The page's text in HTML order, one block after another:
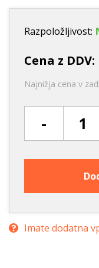
Razpoložljivost:
Cena z DDV:
Najnižja cena v
-
Imate dodatna